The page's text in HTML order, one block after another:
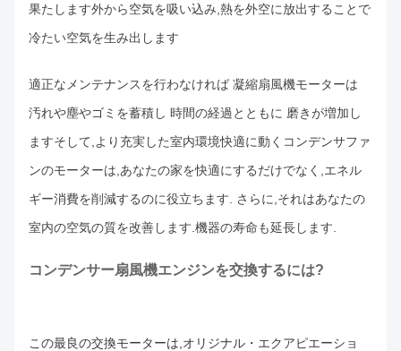
果たします外から空気を吸い込み,熱を外空に放出することで
冷たい空気を生み出します
適正なメンテナンスを行わなければ 凝縮扇風機モーターは
汚れや塵やゴミを蓄積し 時間の経過とともに 磨きが増加し
ますそして,より充実した室内環境快適に動くコンデンサファ
ンのモーターは,あなたの家を快適にするだけでなく,エネル
ギー消費を削減するのに役立ちます. さらに,それはあなたの
室内の空気の質を改善します.機器の寿命も延長します.
コンデンサー扇風機エンジンを交換するには?
この最良の交換モーターは,オリジナル・エクアピエーショ